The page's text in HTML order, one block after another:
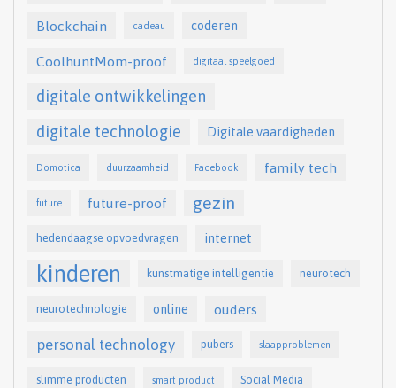
Blockchain cadeau coderen
CoolhuntMom-proof digitaal speelgoed
digitale ontwikkelingen
digitale technologie
Digitale vaardigheden
Domotica duurzaamheid Facebook family tech
future future-proof gezin
hedendaagse opvoedvragen internet
kinderen kunstmatige intelligentie neurotech
neurotechnologie online ouders
personal technology pubers slaapproblemen
slimme producten smart product Social Media